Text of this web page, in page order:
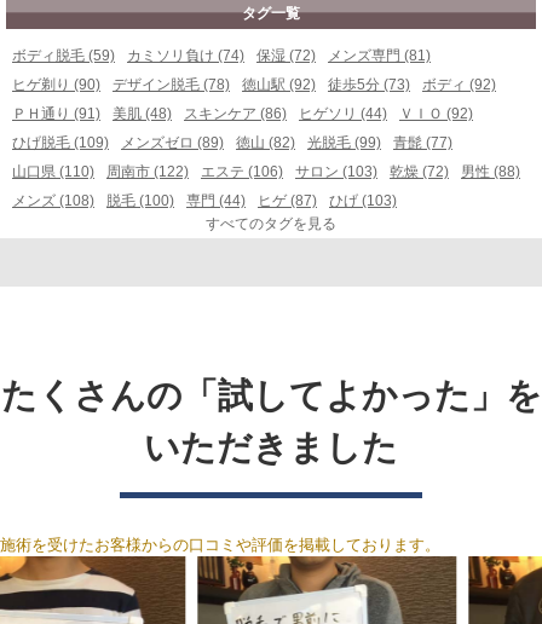
タグ一覧
ボディ脱毛 (59) カミソリ負け (74) 保湿 (72)
メンズ専門 (81)
ヒゲ剃り (90)
デザイン脱毛 (78) 徳山駅 (92) 徒歩5分 (73)
ボディ (92)
ＰＨ通り (91)
美肌 (48) スキンケア (86) ヒゲソリ (44)
ＶＩＯ (92)
ひげ脱毛 (109)
メンズゼロ (89) 徳山 (82) 光脱毛 (99)
青髭 (77)
山口県 (110)
周南市 (122) エステ (106) サロン (103) 乾燥 (72)
男性 (88)
メンズ (108)
脱毛 (100) 専門 (44) ヒゲ (87)
ひげ (103)
すべてのタグを見る
たくさんの「試してよかった」を
いただきました
施術を受けたお客様からの口コミや評価を掲載しております。